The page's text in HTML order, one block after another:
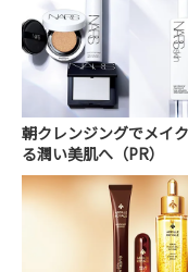
朝クレンジングでメイ
る潤い美肌へ（PR）